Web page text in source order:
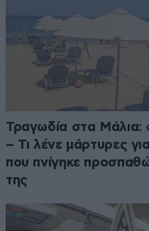
Τραγωδία στα Μάλια:
– Τι λένε μάρτυρες
που πνίγηκε
της